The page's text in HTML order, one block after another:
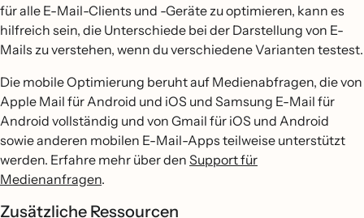
für alle E-Mail-Clients und -Geräte zu optimieren, kann es
hilfreich sein, die Unterschiede bei der Darstellung von E-
Mails zu verstehen, wenn du verschiedene Varianten testest.
Die mobile Optimierung beruht auf Medienabfragen, die von
Apple Mail für Android und iOS und Samsung E-Mail für
Android vollständig und von Gmail für iOS und Android
sowie anderen mobilen E-Mail-Apps teilweise unterstützt
werden. Erfahre mehr über den Support für
Medienanfragen.
Zusätzliche Ressourcen